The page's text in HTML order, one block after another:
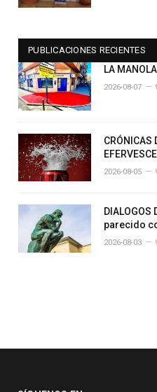
PUBLICACIONES RECIENTES
LA
2026-08-07
CRÓNICAS
2026-08-05
DIALOGOS
parecido
2026-08-03